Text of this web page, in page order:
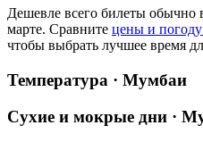
Дешевле всего билеты обычно
марте. Сравните цены и
чтобы выбрать лучшее время
Температура · Мумбаи
Сухие и мокрые дни ·